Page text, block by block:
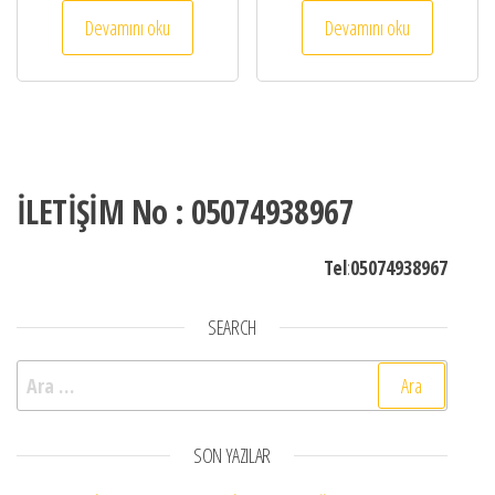
Devamını oku Devamını oku
İLETİŞİM No : 05074938967
Tel:05074938967
SEARCH
Arama:
SON YAZILAR